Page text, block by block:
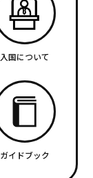
入国について
ガイドブック